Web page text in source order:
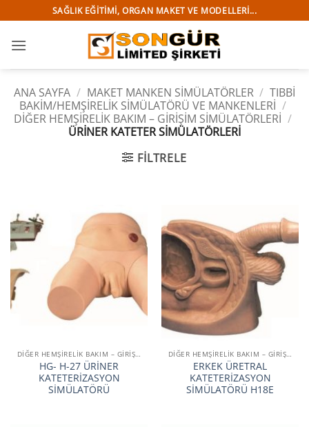
atla
SAĞLIK EĞITIMI, ORGAN MAKET VE MODELLERI...
ANA SAYFA / MAKET MANKEN SİMÜLATÖRLER / TIBBI
BAKIM/HEMŞIRELIK SIMÜLATÖRÜ VE MANKENLERI /
DİĞER HEMŞİRELİK BAKIM – GİRİŞİM SİMÜLATÖRLERİ /
ÜRİNER KATETER SİMÜLATÖRLERİ
FILTRELE
DİĞER HEMŞİRELİK BAKIM – GİRİŞİM SİMÜLATÖRLERİ
HG- H-27 ÜRİNER
KATETERİZASYON
SİMÜLATÖRÜ
DİĞER HEMŞİRELİK BAKIM – GİRİŞİM SİMÜLATÖRLERİ
ERKEK ÜRETRAL
KATETERİZASYON
SİMÜLATÖRÜ H18E